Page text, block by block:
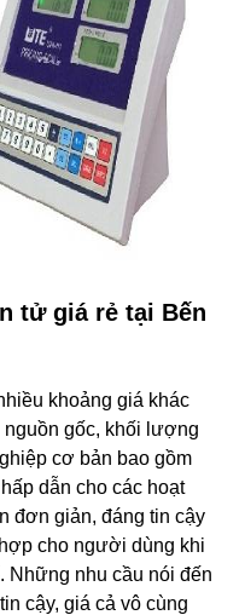
tử giá rẻ tại Bến
khoảng giá khác
gốc, khối lượng
cơ bản bao gồm
dẫn cho các hoạt
đơn giản, đáng tin cậy
cho người dùng khi
Những nhu cầu nói đến
cậy, giá cả vô cùng